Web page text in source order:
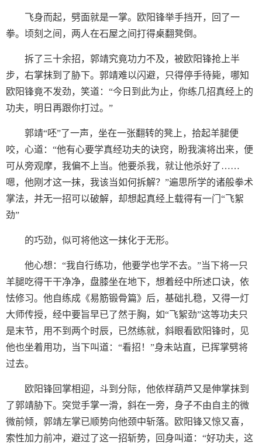
飞身而起，劈面就是一掌。欧阳锋举手挡开，回了一
拳。顷刻之间，两人在石屋之间打得桌翻凳倒。
拆了三十余招，郭靖究竟功力不及，被欧阳锋抢上半
步，右掌抹到了胁下。郭靖难以闪避，只得停手待毙，哪知
欧阳锋竟不发劲，笑道：“今日到此为止，你练几招真经上的
功夫，明日再跟你打过。”
郭靖“呸”了一声，坐在一张翻转的凳上，拾起羊腿便
咬，心道：“他有心要学真经功夫的诀窍，盼我演将出来，便
可从旁观摩，我偏不上当。他要杀我，就让他杀好了……
嗯，他刚才这一抹，我该当如何拆解？”遍思所学的诸般拳术
掌法，并无一招可以破解，却想起真经上载得有一门“飞絮
劲”
的巧劲，似可将他这一抹化于无形。
他心想：“我自行练功，他要学也学不去。”当下将一只
羊腿吃得干干净净，盘膝坐在地下，想着经中所述口诀，依
怯修习。他自练成《易筋锻骨篇》后，基础扎稳，又得一灯
大师传授，经中要旨早已了然于胸，如“飞絮劲”这等功夫只
是末节，用不到两个时辰，已然练就，斜眼看欧阳锋时，见
他也坐着用功，当下叫道：“看招！”身未站直，已挥掌劈将
过去。
欧阳锋回掌相迎，斗到分际，他依样葫芦又是伸掌抹到
了郭靖胁下。突觉手掌一滑，斜在一旁，身子不由自主的微
微前倾，郭靖左掌已顺势向他颈中斩落。欧阳锋又惊又喜，
索性加力前冲，避过了这一招斩势，回身叫道：“好功夫，这